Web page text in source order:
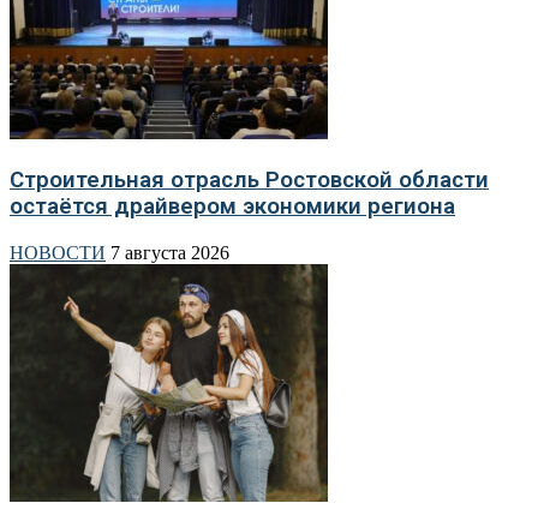
Строительная отрасль Ростовской области
остаётся драйвером экономики региона
НОВОСТИ 7 августа 2026